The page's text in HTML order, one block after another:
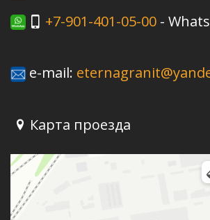
+7-901-401-05-00 -
e-mail:
Карта проезда